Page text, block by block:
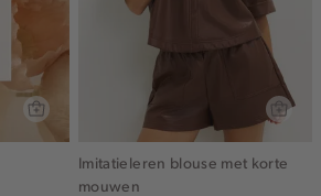
Imitatieleren blouse met korte
mouwen